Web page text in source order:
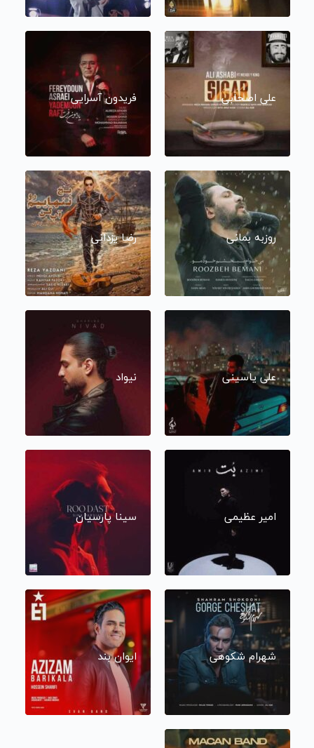
علی اصحابی فریدون آسرایی
روزبه بمانی رضا یزدانی
علی یاسینی نیواد
امیر عظیمی سینا پارسیان
شهرام شکوهی ایوان بند